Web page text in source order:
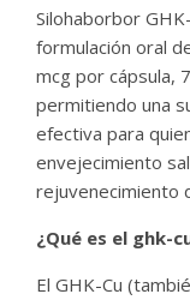
Silohaborbor
formulación oral
mcg por cápsula,
permitiendo una
efectiva para
envejecimiento
rejuvenecimiento
¿Qué es el ghk-
El GHK-Cu